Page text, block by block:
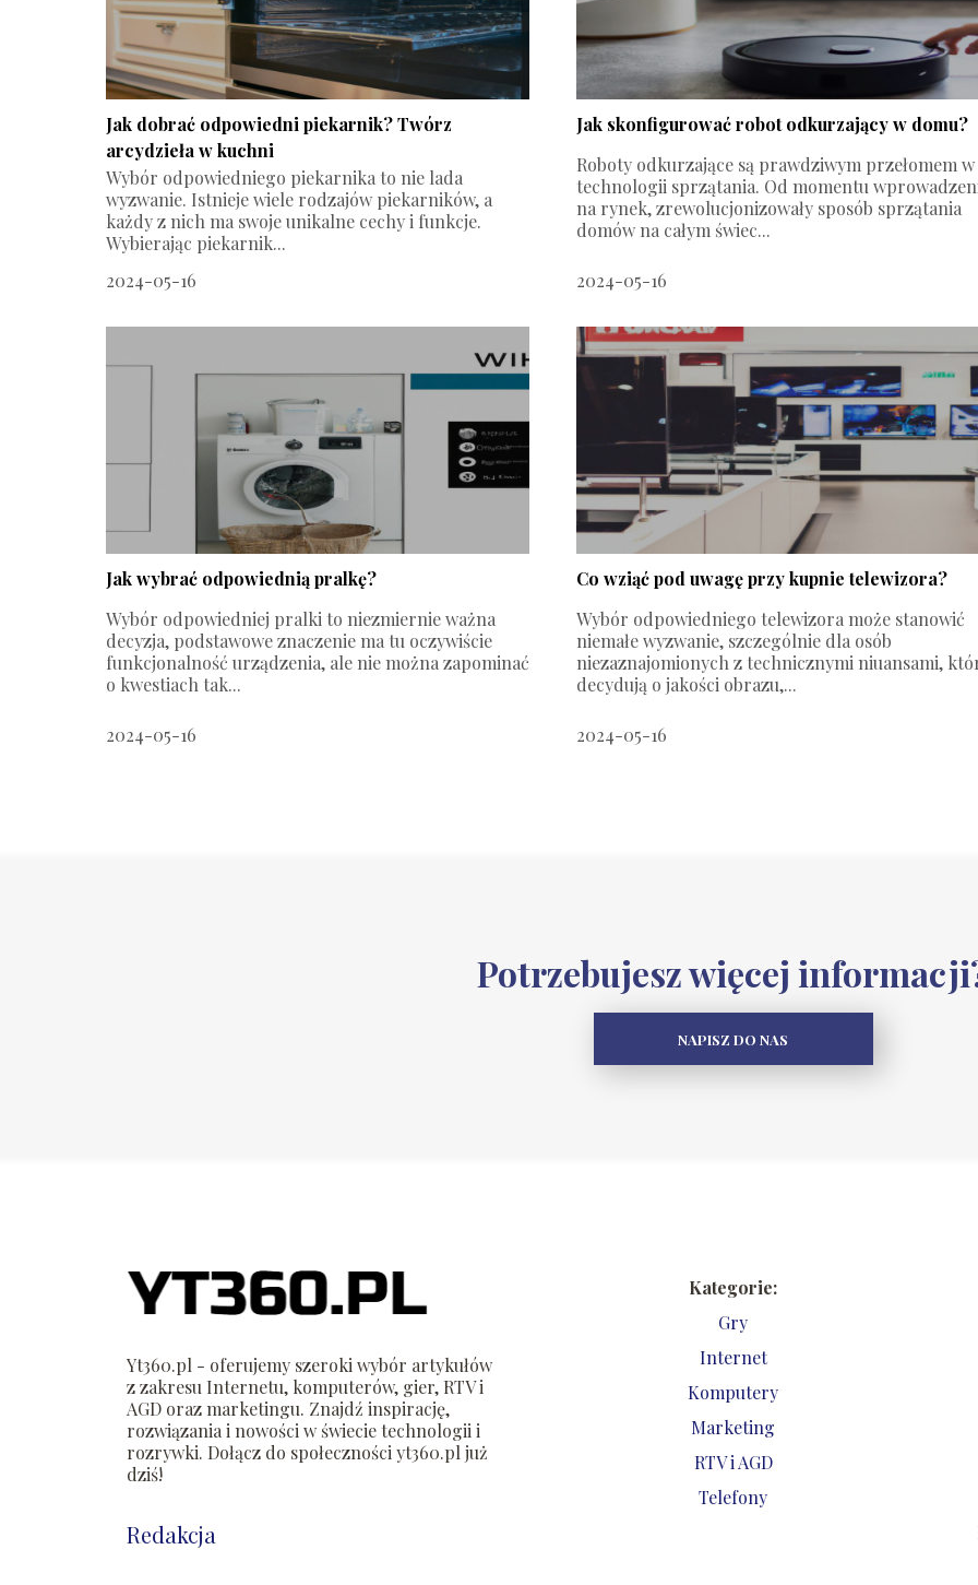
Jak dobrać odpowiedni piekarnik? Twórz
arcydzieła w kuchni
Wybór odpowiedniego piekarnika to nie lada
wyzwanie. Istnieje wiele rodzajów piekarników, a
każdy z nich ma swoje unikalne cechy i funkcje.
Wybierając piekarnik...
2024-05-16
Jak skonfigurować robot odkurzający w domu?
Roboty odkurzające są prawdziwym przełomem w
technologii sprzątania. Od momentu
na rynek, zrewolucjonizowały sposób sprzątania
domów na całym świec...
2024-05-16
Jak wybrać odpowiednią pralkę?
Wybór odpowiedniej pralki to niezmiernie ważna
decyzja, podstawowe znaczenie ma tu oczywiście
funkcjonalność urządzenia, ale nie można zapominać
o kwestiach tak...
2024-05-16
Co wziąć pod uwagę przy kupnie telewizora?
Wybór odpowiedniego telewizora może stanowić
niemałe wyzwanie, szczególnie dla osób
niezaznajomionych z technicznymi niuansami,
decydują o jakości obrazu,...
2024-05-16
Potrzebujesz więcej
NAPISZ DO NAS
Yt360.pl - oferujemy szeroki wybór artykułów
z zakresu Internetu, komputerów, gier, RTV i
AGD oraz marketingu. Znajdź inspirację,
rozwiązania i nowości w świecie technologii i
rozrywki. Dołącz do społeczności yt360.pl już
dziś!
Redakcja
Kategorie:
Gry
Internet
Komputery
Marketing
RTV i AGD
Telefony